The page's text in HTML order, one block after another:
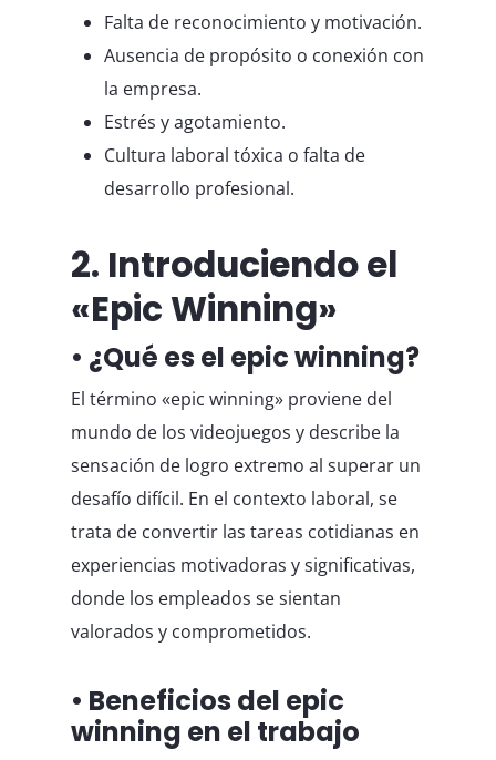
Falta de reconocimiento y motivación.
Ausencia de propósito o conexión con
la empresa.
Estrés y agotamiento.
Cultura laboral tóxica o falta de
desarrollo profesional.
2. Introduciendo el
«Epic Winning»
• ¿Qué es el epic winning?
El término «epic winning» proviene del
mundo de los videojuegos y describe la
sensación de logro extremo al superar un
desafío difícil. En el contexto laboral, se
trata de convertir las tareas cotidianas en
experiencias motivadoras y significativas,
donde los empleados se sientan
valorados y comprometidos.
• Beneficios del epic
winning en el trabajo